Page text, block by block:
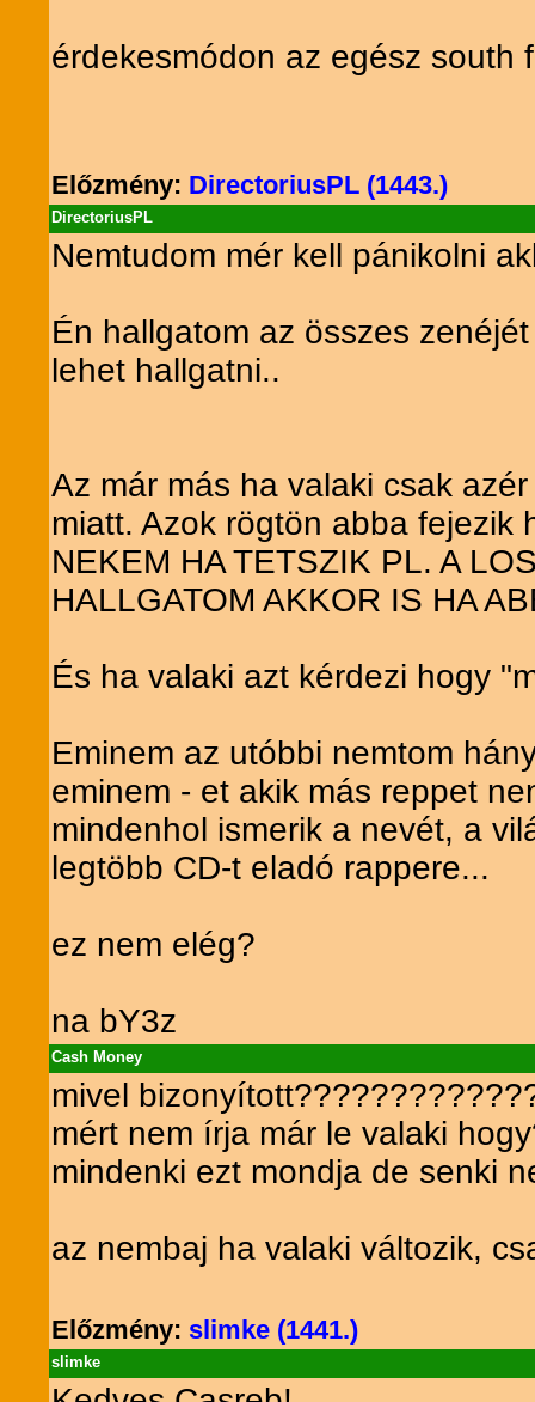
érdekesmódon az egész south
Előzmény: DirectoriusPL (1443.)
DirectoriusPL
Nemtudom mér kell pánikolni
Én hallgatom az összes
lehet hallgatni..
Az már más ha valaki csak
miatt. Azok rögtön abba fejezik
NEKEM HA TETSZIK PL. A
HALLGATOM AKKOR IS HA
És ha valaki azt kérdezi hogy
Eminem az utóbbi nemtom
eminem - et akik más reppet
mindenhol ismerik a nevét, a
legtöbb CD-t eladó rappere...
ez nem elég?
na bY3z
Cash Money
mivel
mért nem írja már le valaki
mindenki ezt mondja de senki
az nembaj ha valaki változik,
Előzmény: slimke (1441.)
slimke